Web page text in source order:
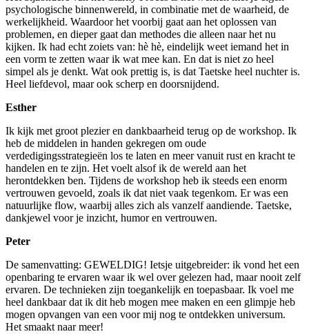
psychologische binnenwereld, in combinatie met de waarheid, de
werkelijkheid. Waardoor het voorbij gaat aan het oplossen van
problemen, en dieper gaat dan methodes die alleen naar het nu
kijken. Ik had echt zoiets van: hè hè, eindelijk weet iemand het in
een vorm te zetten waar ik wat mee kan. En dat is niet zo heel
simpel als je denkt. Wat ook prettig is, is dat Taetske heel nuchter is.
Heel liefdevol, maar ook scherp en doorsnijdend.
Esther
Ik kijk met groot plezier en dankbaarheid terug op de workshop. Ik
heb de middelen in handen gekregen om oude
verdedigingsstrategieën los te laten en meer vanuit rust en kracht te
handelen en te zijn. Het voelt alsof ik de wereld aan het
herontdekken ben. Tijdens de workshop heb ik steeds een enorm
vertrouwen gevoeld, zoals ik dat niet vaak tegenkom. Er was een
natuurlijke flow, waarbij alles zich als vanzelf aandiende. Taetske,
dankjewel voor je inzicht, humor en vertrouwen.
Peter
De samenvatting: GEWELDIG! Ietsje uitgebreider: ik vond het een
openbaring te ervaren waar ik wel over gelezen had, maar nooit zelf
ervaren. De technieken zijn toegankelijk en toepasbaar. Ik voel me
heel dankbaar dat ik dit heb mogen mee maken en een glimpje heb
mogen opvangen van een voor mij nog te ontdekken universum.
Het smaakt naar meer!